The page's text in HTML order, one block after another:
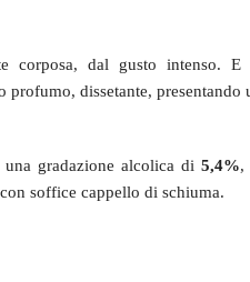
corposa, dal gusto intenso. E
profumo, dissetante, presentando
una gradazione alcolica di5,4%,
soffice cappello di schiuma.